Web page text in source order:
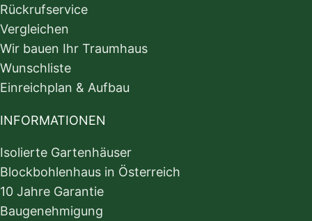
Rückrufservice
Vergleichen
Wir bauen Ihr Traumhaus
Wunschliste
Einreichplan & Aufbau
INFORMATIONEN
Isolierte Gartenhäuser
Blockbohlenhaus in Österreich
10 Jahre Garantie
Baugenehmigung